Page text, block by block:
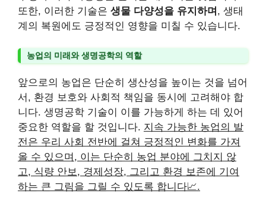
또한, 이러한 기술은 생물 다양성을 유지하며 , 생태
계의 복원에도 긍정적인 영향을 미칠 수 있습니다.
농업의 미래와 생명공학의 역할
앞으로의 농업은 단순히 생산성을 높이는 것을 넘어
서, 환경 보호와 사회적 책임을 동시에 고려해야 합
니다. 생명공학 기술이 이를 가능하게 하는 데 있어
중요한 역할을 할 것입니다. 지속 가능한 농업의 발
전은 우리 사회 전반에 걸쳐 긍정적인 변화를 가져
올 수 있으며, 이는 단순히 농업 분야에 그치지 않
고, 식량 안보, 경제성장, 그리고 환경 보존에 기여
하는 큰 그림을 그릴 수 있도록 합니다📈.